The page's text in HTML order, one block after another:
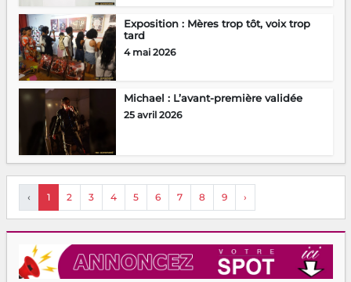
Exposition : Mères trop tôt, voix trop
tard
4 mai 2026
Michael : L’avant-première validée
25 avril 2026
‹ 1 2 3 4 5 6 7 8 9 ›